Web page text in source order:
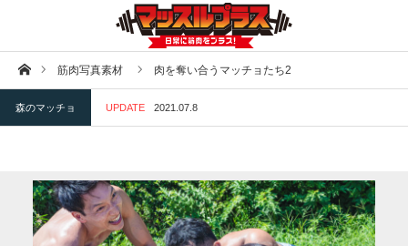
ホーム筋肉写真素材 肉を奪い合うマッチョたち2
森のマッチョ UPDATE 2021.07.8